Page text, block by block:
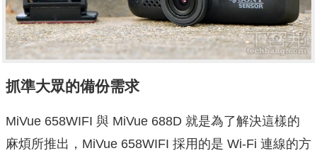
抓準大眾的備份需求
MiVue 658WIFI 與 MiVue 688D 就是為了解決這樣的
麻煩所推出，MiVue 658WIFI 採用的是 Wi-Fi 連線的方